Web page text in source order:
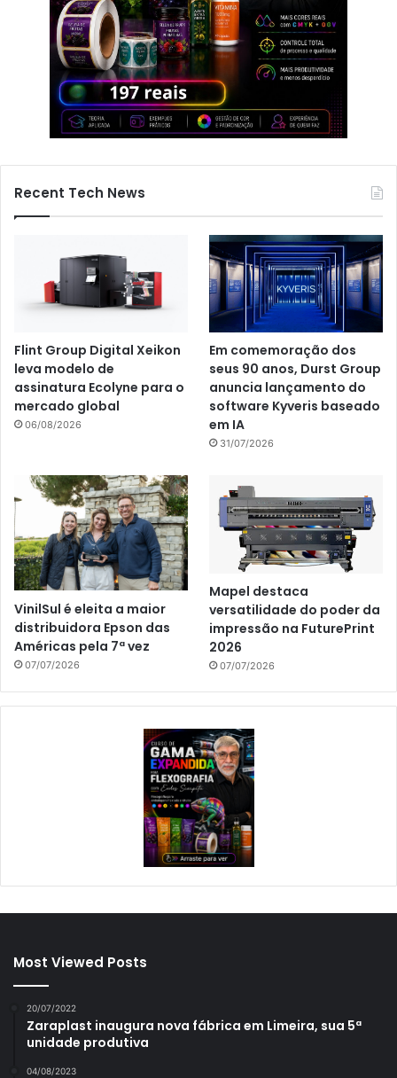
Recent Tech News
Flint Group Digital Xeikon
leva modelo de
assinatura Ecolyne para o
mercado global
06/08/2026
Em comemoração dos
seus 90 anos, Durst Group
anuncia lançamento do
software Kyveris baseado
em IA
31/07/2026
VinilSul é eleita a maior
distribuidora Epson das
Américas pela 7ª vez
07/07/2026
Mapel destaca
versatilidade do poder da
impressão na FuturePrint
2026
07/07/2026
Most Viewed Posts
20/07/2022
Zaraplast inaugura nova fábrica em Limeira, sua 5ª
unidade produtiva
04/08/2023